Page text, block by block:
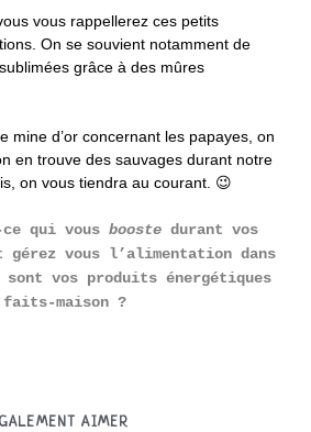
vous rappellerez ces petits
On se souvient notamment de
grâce à des mûres
mine d’or concernant les papayes, on
en trouve des sauvages durant notre
on vous tiendra au courant. 😉
qui vous booste durant vos
gérez vous l’alimentation dans
vos produits énergétiques
faits-maison ?
AIMER